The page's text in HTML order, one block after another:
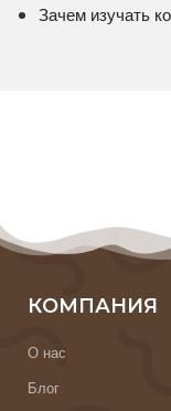
Зачем изучать
КОМПАНИЯ
О нас
Блог